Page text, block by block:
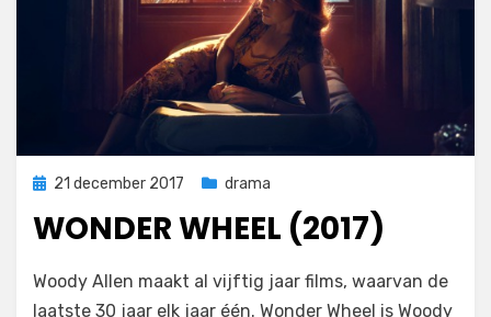
Geplaatst
21 december 2017 drama
WONDER WHEEL (2017)
door Filmofiel.nl
Laat een reactie achterop
Wonder
Woody Allen maakt al vijftig jaar films, waarvan de
laatste 30 jaar elk jaar één. Wonder Wheel is Woody